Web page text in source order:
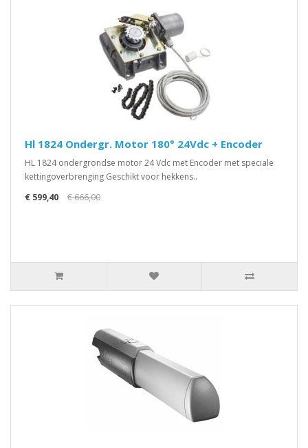
Hl 1824 Ondergr. Motor 180° 24Vdc + Encoder
HL 1824 ondergrondse motor 24 Vdc met Encoder met speciale
kettingoverbrenging Geschikt voor hekkens..
€ 599,40
€ 666,00